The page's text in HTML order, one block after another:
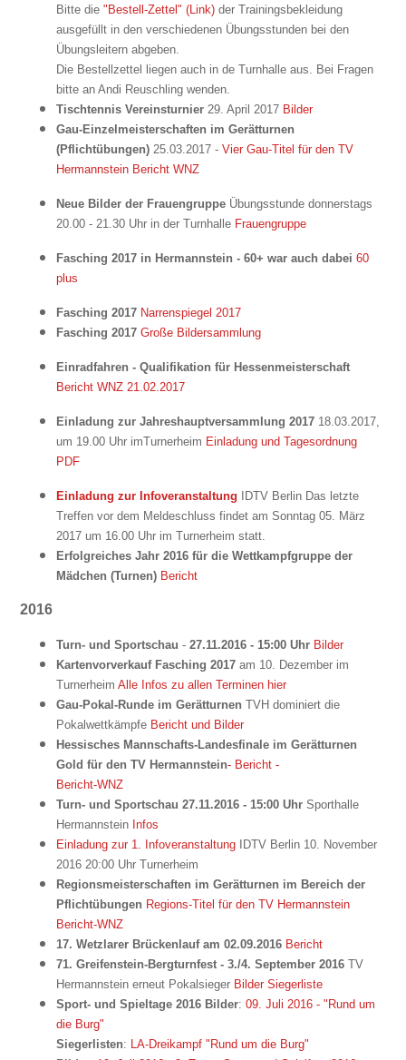
Bitte die "Bestell-Zettel" (Link) der Trainingsbekleidung
ausgefüllt in den verschiedenen Übungsstunden bei den
Übungsleitern abgeben.
Die Bestellzettel liegen auch in de Turnhalle aus.
Bei Fragen
bitte an Andi Reuschling wenden.
Tischtennis Vereinsturnier 29. April 2017 Bilder
Gau-Einzelmeisterschaften im Gerätturnen
(Pflichtübungen) 25.03.2017 - Vier Gau-Titel für den TV
Hermannstein Bericht WNZ
Neue Bilder der Frauengruppe Übungsstunde donnerstags
20.00 - 21.30 Uhr in der Turnhalle Frauengruppe
Fasching 2017 in Hermannstein - 60+ war auch dabei 60
plus
Fasching 2017 Narrenspiegel 2017
Fasching 2017 Große Bildersammlung
Einradfahren - Qualifikation für Hessenmeisterschaft
Bericht WNZ 21.02.2017
Einladung zur Jahreshauptversammlung 2017 18.03.2017,
um 19.00 Uhr imTurnerheim Einladung und Tagesordnung
PDF
Einladung zur Infoveranstaltung IDTV Berlin Das letzte
Treffen vor dem Meldeschluss findet am Sonntag 05. März
2017 um 16.00 Uhr im Turnerheim statt.
Erfolgreiches Jahr 2016 für die Wettkampfgruppe der
Mädchen (Turnen) Bericht
2016
Turn- und Sportschau - 27.11.2016 - 15:00 Uhr Bilder
Kartenvorverkauf Fasching 2017 am 10. Dezember im
Turnerheim Alle Infos zu allen Terminen hier
Gau-Pokal-Runde im Gerätturnen TVH dominiert die
Pokalwettkämpfe Bericht und Bilder
Hessisches Mannschafts-Landesfinale im Gerätturnen
Gold für den TV Hermannstein- Bericht -
Bericht-WNZ
Turn- und Sportschau 27.11.2016 - 15:00 Uhr Sporthalle
Hermannstein Infos
Einladung zur 1. Infoveranstaltung
IDTV Berlin 10. November
2016 20:00 Uhr Turnerheim
Regionsmeisterschaften im Gerätturnen im Bereich der
Pflichtübungen Regions-Titel für den TV Hermannstein
Bericht-WNZ
17. Wetzlarer Brückenlauf am 02.09.2016 Bericht
71. Greifenstein-Bergturnfest - 3./4. September 2016 TV
Hermannstein erneut Pokalsieger Bilder Siegerliste
Sport- und Spieltage 2016 Bilder: 09. Juli 2016 - "Rund um
die Burg"
Siegerlisten:
LA-Dreikampf "Rund um die Burg"